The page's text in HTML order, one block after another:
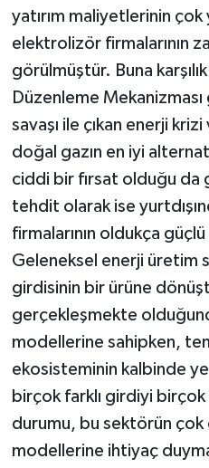
yatırım maliyetlerinin çok
elektrolizör firmalarının
görülmüştür. Buna
Düzenleme
savaşı ile çıkan enerji krizi
doğal gazın en iyi
ciddi bir fırsat olduğu da
tehdit olarak ise
firmalarının oldukça
Geleneksel enerji üretim
girdisinin bir ürüne
gerçekleşmekte
modellerine sahipken,
ekosisteminin kalbinde
birçok farklı girdiyi
durumu, bu sektörün çok
modellerine ihtiyaç